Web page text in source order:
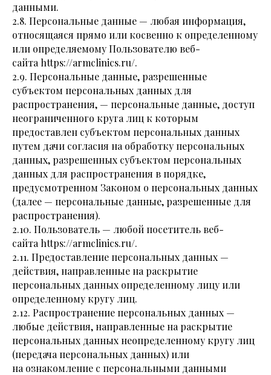
данными.
2.8. Персональные данные — любая информация,
относящаяся прямо или косвенно к определенному
или определяемому Пользователю веб-
сайта https://armclinics.ru/.
2.9. Персональные данные, разрешенные
субъектом персональных данных для
распространения, — персональные данные, доступ
неограниченного круга лиц к которым
предоставлен субъектом персональных данных
путем дачи согласия на обработку персональных
данных, разрешенных субъектом персональных
данных для распространения в порядке,
предусмотренном Законом о персональных данных
(далее — персональные данные, разрешенные для
распространения).
2.10. Пользователь — любой посетитель веб-
сайта https://armclinics.ru/.
2.11. Предоставление персональных данных —
действия, направленные на раскрытие
персональных данных определенному лицу или
определенному кругу лиц.
2.12. Распространение персональных данных —
любые действия, направленные на раскрытие
персональных данных неопределенному кругу лиц
(передача персональных данных) или
на ознакомление с персональными данными